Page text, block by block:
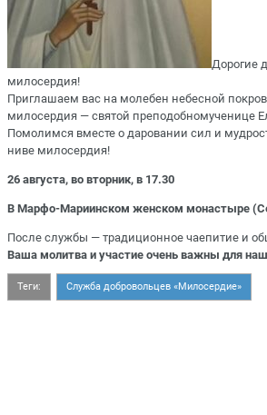
Дорогие
милосердия!
Приглашаем вас на молебен небесной
милосердия — святой преподобномученице
Помолимся вместе о даровании сил и
ниве милосердия!
26 августа, во вторник, в 17.30
В Марфо-Мариинском женском монастыре
После службы — традиционное чаепитие и
Ваша молитва и участие очень важны для
Теги: Служба добровольцев «Милосердие»